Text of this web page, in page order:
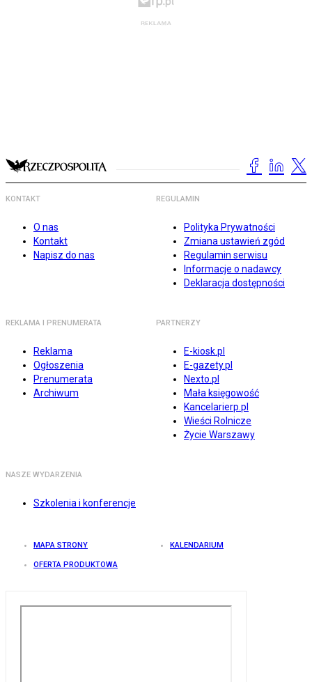
KONTAKT
O nas
Kontakt
Napisz do nas
REGULAMIN
Polityka Prywatności
Zmiana ustawień zgód
Regulamin serwisu
Informacje o nadawcy
Deklaracja dostępności
REKLAMA I PRENUMERATA
Reklama
Ogłoszenia
Prenumerata
Archiwum
PARTNERZY
E-kiosk.pl
E-gazety.pl
Nexto.pl
Mała księgowość
Kancelarierp.pl
Wieści Rolnicze
Życie Warszawy
NASZE WYDARZENIA
Szkolenia i konferencje
MAPA STRONY KALENDARIUM
OFERTA PRODUKTOWA